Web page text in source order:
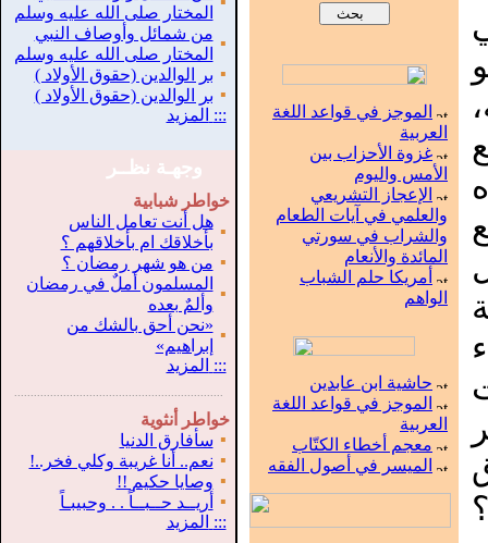
المختار صلى الله عليه وسلم
▪
من شمائل وأوصاف النبي
المختار صلى الله عليه وسلم
▪ بر الوالدين (حقوق الأولاد )
▪ بر الوالدين (حقوق الأولاد )
::: المزيد
وجهـة نظــر
خواطر شبابية
▪
هل أنت تعامل الناس
بأخلاقك ام بأخلاقهم ؟
▪ من هو شهر رمضان ؟
▪
المسلمون أملٌ في رمضان
وألمٌ بعده
▪
«نحن أحق بالشك من
إبراهيم»
::: المزيد
خواطر أنثوية
▪ سأفارق الدنيا
▪ نعم.. أنا غريبة وكلي فخر..!
▪ وصايا حكيم !!
▪
أريــد حــبــاً . . وحبيبـاً
::: المزيد
الموجز في قواعد اللغة
العربية
غزوة الأحزاب بين
الأمس واليوم
الإعجاز التشريعي
والعلمي في آيات الطعام
والشراب في سورتي
المائدة والأنعام
أمريكا حلم الشباب
الواهم
حاشية ابن عابدين
الموجز في قواعد اللغة
العربية
معجم أخطاء الكتّاب
الميسر في أصول الفقه